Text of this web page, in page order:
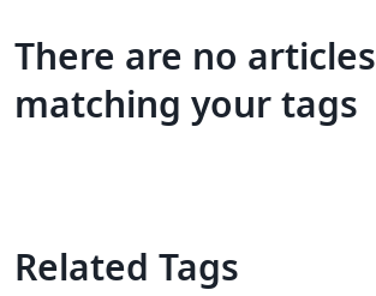
There are no articles
matching your tags
Related Tags